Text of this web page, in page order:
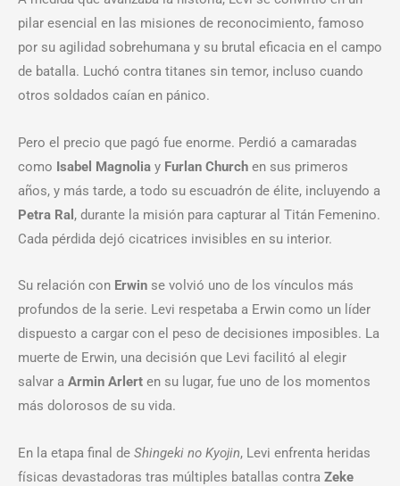
pilar esencial en las misiones de reconocimiento, famoso
por su agilidad sobrehumana y su brutal eficacia en el campo
de batalla. Luchó contra titanes sin temor, incluso cuando
otros soldados caían en pánico.
Pero el precio que pagó fue enorme. Perdió a camaradas
como Isabel Magnolia y Furlan Church en sus primeros
años, y más tarde, a todo su escuadrón de élite, incluyendo a
Petra Ral , durante la misión para capturar al Titán Femenino.
Cada pérdida dejó cicatrices invisibles en su interior.
Su relación con Erwin se volvió uno de los vínculos más
profundos de la serie. Levi respetaba a Erwin como un líder
dispuesto a cargar con el peso de decisiones imposibles. La
muerte de Erwin, una decisión que Levi facilitó al elegir
salvar a Armin Arlert en su lugar, fue uno de los momentos
más dolorosos de su vida.
En la etapa final de Shingeki no Kyojin, Levi enfrenta heridas
físicas devastadoras tras múltiples batallas contra Zeke